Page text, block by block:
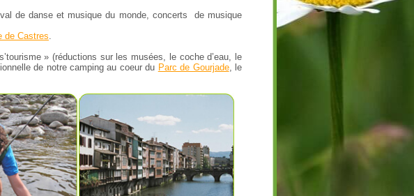
de danse et musique du monde, concerts de musique
de Castres
» (réductions sur les musées, le coche d’eau, le
de notre camping au coeur du Parc de Gourjade, le